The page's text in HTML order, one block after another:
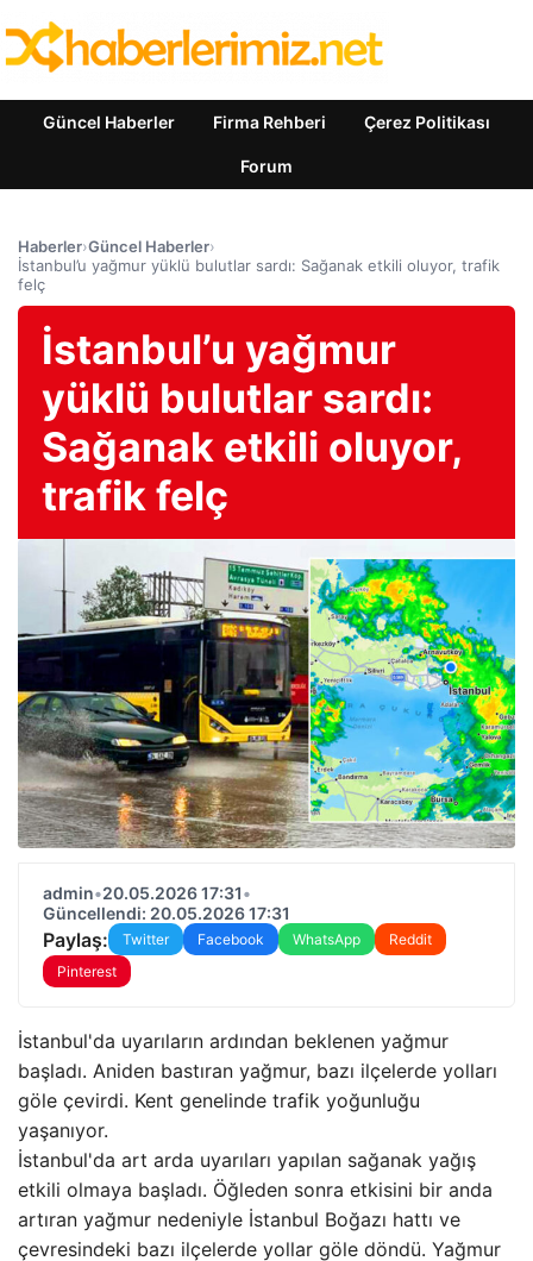
Güncel Haberler Firma Rehberi Çerez Politikası
Forum
Haberler›Güncel Haberler›
İstanbul’u yağmur yüklü bulutlar sardı: Sağanak etkili oluyor, trafik
felç
İstanbul’u yağmur
yüklü bulutlar sardı:
Sağanak etkili oluyor,
trafik felç
admin•20.05.2026 17:31•
Güncellendi: 20.05.2026 17:31
Paylaş: Twitter Facebook WhatsApp
Reddit
Pinterest
İstanbul'da uyarıların ardından beklenen yağmur
başladı. Aniden bastıran yağmur, bazı ilçelerde yolları
göle çevirdi. Kent genelinde trafik yoğunluğu
yaşanıyor.
İstanbul'da art arda uyarıları yapılan sağanak yağış
etkili olmaya başladı. Öğleden sonra etkisini bir anda
artıran yağmur nedeniyle İstanbul Boğazı hattı ve
çevresindeki bazı ilçelerde yollar göle döndü. Yağmur